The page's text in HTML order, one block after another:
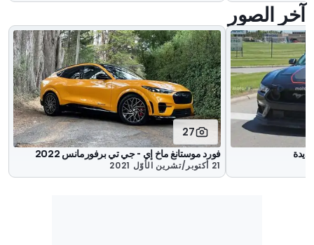
آخر الصور
27
فورد موستانغ ماخ إي - جي تي برفورمانس 2022
21 أكتوبر/تشرين الأوّل 2021